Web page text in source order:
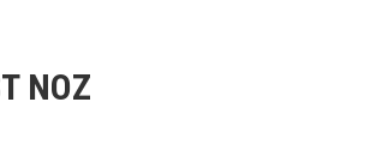
NOZ